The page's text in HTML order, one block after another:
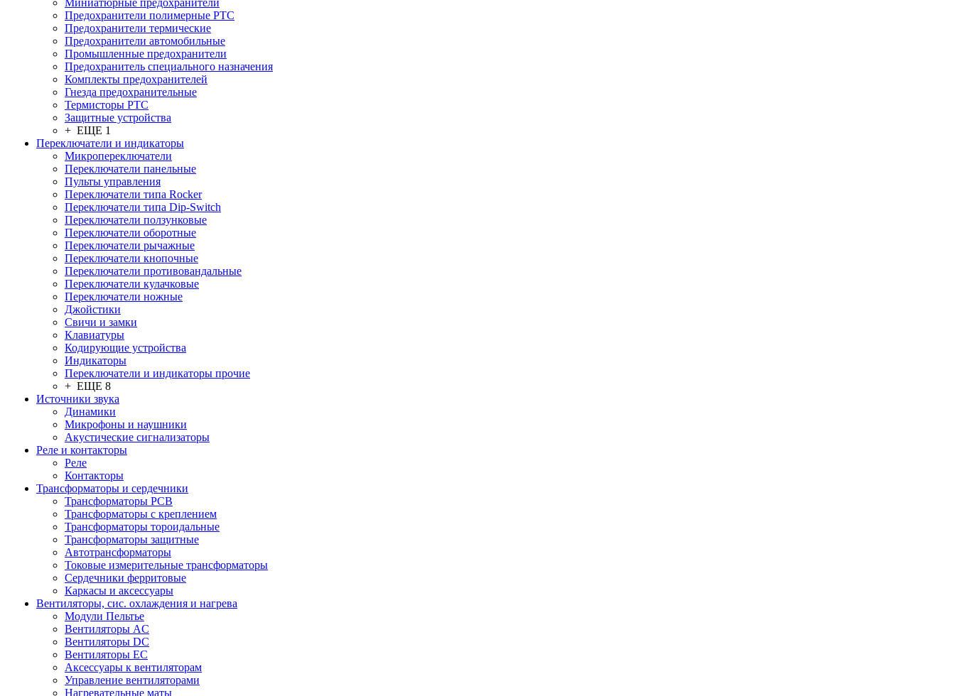
Миниатюрные предохранители
Предохранители полимерные PTC
Предохранители термические
Предохранители автомобильные
Промышленные предохранители
Предохранитель специального назначения
Комплекты предохранителей
Гнезда предохранительные
Термисторы PTC
Защитные устройства
+ ЕЩЕ 1
Переключатели и индикаторы
Микропереключатели
Переключатели панельные
Пульты управления
Переключатели типа Rocker
Переключатели типа Dip-Switch
Переключатели ползунковые
Переключатели оборотные
Переключатели рычажные
Переключатели кнопочные
Переключатели противовандальные
Переключатели кулачковые
Переключатели ножные
Джойстики
Свичи и замки
Клавиатуры
Кодирующие устройства
Индикаторы
Переключатели и индикаторы прочие
+ ЕЩЕ 8
Источники звука
Динамики
Микрофоны и наушники
Акустические сигнализаторы
Реле и контакторы
Реле
Контакторы
Трансформаторы и сердечники
Трансформаторы PCB
Трансформаторы с креплением
Трансформаторы тороидальные
Трансформаторы защитные
Автотрансформаторы
Токовые измерительные трансформаторы
Сердечники ферритовые
Каркасы и аксессуары
Вентиляторы, сис. охлаждения и нагрева
Модули Пельтье
Вентиляторы AC
Вентиляторы DC
Вентиляторы EC
Аксессуары к вентиляторам
Управление вентиляторами
Нагревательные маты